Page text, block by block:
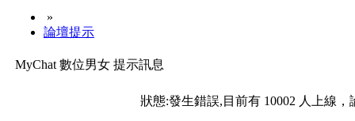
»
論壇提示
MyChat 數位男女 提示訊息
狀態:發生錯誤,目前有 10002 人上線